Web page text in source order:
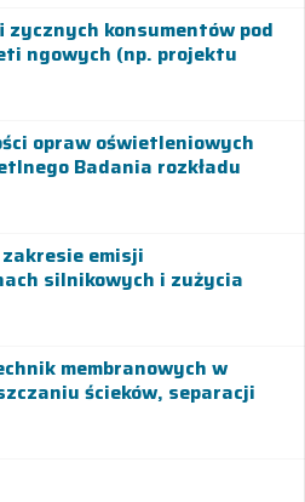
konsumentów pod
ngowych (np. projektu
opraw oświetleniowych
Badania rozkładu
emisji
silnikowych i zużycia
membranowych w
ścieków, separacji